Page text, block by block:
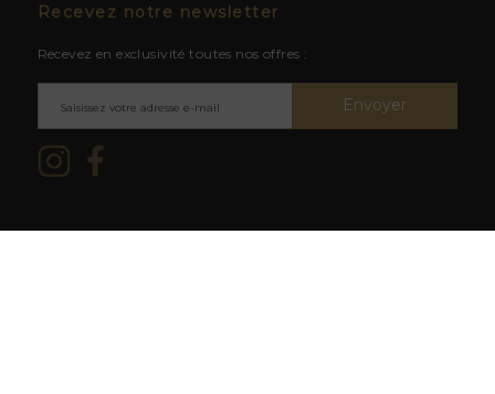
Recevez notre newsletter
Recevez en exclusivité toutes nos offres :
Envoyer